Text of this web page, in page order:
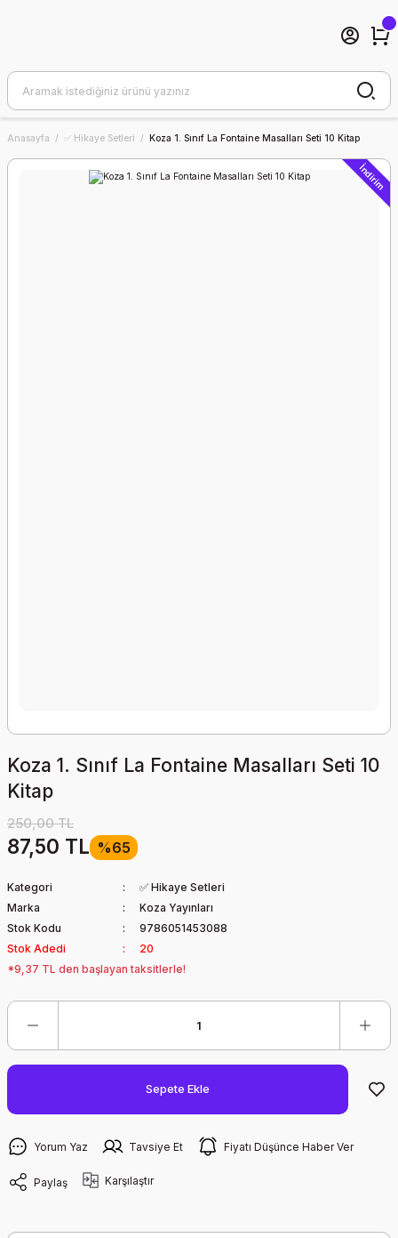
Anasayfa ✅ Hikaye Setleri Koza 1. Sınıf La Fontaine Masalları Seti 10 Kitap
İndirim
Koza 1. Sınıf La Fontaine Masalları Seti 10
Kitap
250,00 TL
87,50 TL %65
Kategori
✅ Hikaye Setleri
Marka
Koza Yayınları
Stok Kodu
9786051453088
Stok Adedi
20
*9,37 TL den başlayan taksitlerle!
Sepete Ekle
Yorum Yaz Tavsiye Et Fiyatı Düşünce Haber Ver
Paylaş Karşılaştır